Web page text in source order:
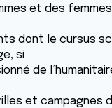
et des femmes
dont le cursus
si
de
et campagnes